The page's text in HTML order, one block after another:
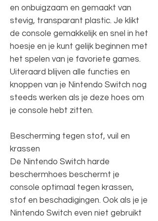
en onbuigzaam en gemaakt van
stevig, transparant plastic. Je klikt
de console gemakkelijk en snel in het
hoesje en je kunt gelijk beginnen met
het spelen van je favoriete games.
Uiteraard blijven alle functies en
knoppen van je Nintendo Switch nog
steeds werken als je deze hoes om
je console hebt zitten.
Bescherming tegen stof, vuil en
krassen
De Nintendo Switch harde
beschermhoes beschermt je
console optimaal tegen krassen,
stof en beschadigingen. Ook als je je
Nintendo Switch even niet gebruikt